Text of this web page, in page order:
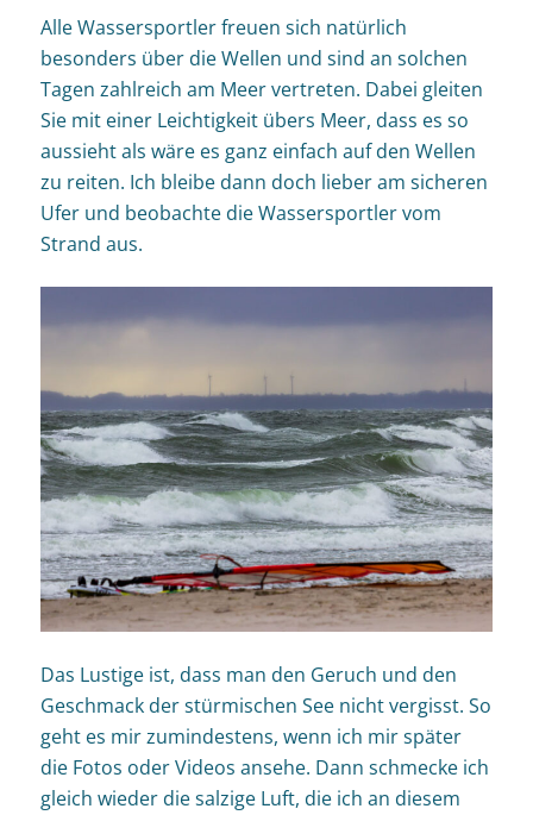
Alle Wassersportler freuen sich natürlich
besonders über die Wellen und sind an solchen
Tagen zahlreich am Meer vertreten. Dabei gleiten
Sie mit einer Leichtigkeit übers Meer, dass es so
aussieht als wäre es ganz einfach auf den Wellen
zu reiten. Ich bleibe dann doch lieber am sicheren
Ufer und beobachte die Wassersportler vom
Strand aus.
Das Lustige ist, dass man den Geruch und den
Geschmack der stürmischen See nicht vergisst. So
geht es mir zumindestens, wenn ich mir später
die Fotos oder Videos ansehe. Dann schmecke ich
gleich wieder die salzige Luft, die ich an diesem